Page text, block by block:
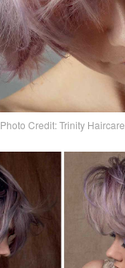
Photo Credit: Trinity Haircare